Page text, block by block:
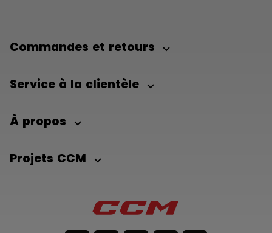
Commandes et retours
Service à la clientèle
À propos
Projets CCM